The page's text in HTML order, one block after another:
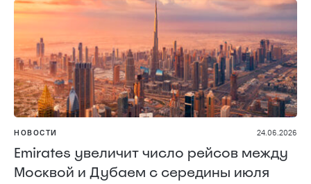
НОВОСТИ 24.06.2026
Emirates увеличит число рейсов между
Москвой и Дубаем с середины июля